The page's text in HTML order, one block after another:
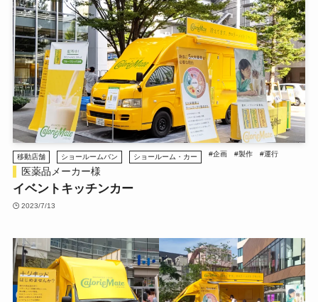
移動店舗 ショールームバン ショールーム・カー #企画 #製作 #運行
医薬品メーカー様
イベントキッチンカー
2023/7/13